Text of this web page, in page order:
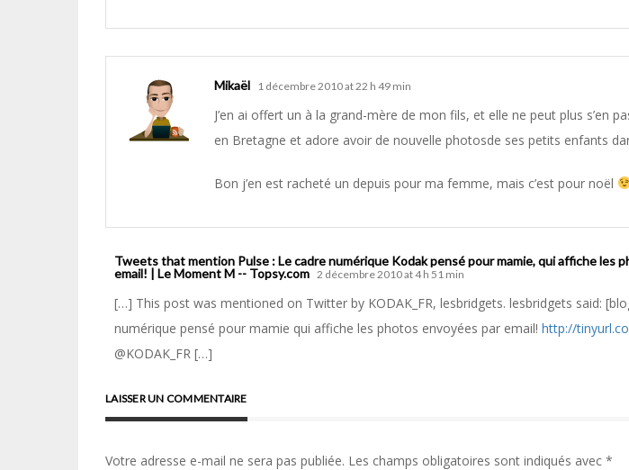
Mikaël 1 décembre 2010 at 22 h 49 min
J’en ai offert un à la grand-mère de mon fils, et elle ne peut plus s’en
en Bretagne et adore avoir de nouvelle photosde ses petits enfants
Bon j’en est racheté un depuis pour ma femme, mais c’est pour noël
Tweets that mention Pulse : Le cadre numérique Kodak pensé pour mamie, qui affiche les
email! | Le Moment M -- Topsy.com 2 décembre 2010 at 4 h 51 min
[…] This post was mentioned on Twitter by KODAK_FR, lesbridgets. lesbridgets said:
numérique pensé pour mamie qui affiche les photos envoyées par email! http://
@KODAK_FR […]
LAISSER UN COMMENTAIRE
Votre adresse e-mail ne sera pas publiée. Les champs obligatoires sont indiqués avec *